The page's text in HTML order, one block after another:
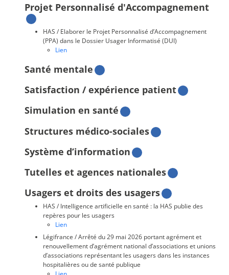
Projet Personnalisé d'Accompagnement
HAS / Elaborer le Projet Personnalisé d’Accompagnement
(PPA) dans le Dossier Usager Informatisé (DUI)
Lien
Santé mentale
Satisfaction / expérience patient
Simulation en santé
Structures médico-sociales
Système d’information
Tutelles et agences nationales
Usagers et droits des usagers
HAS / Intelligence artificielle en santé : la HAS publie des
repères pour les usagers
Lien
Légifrance / Arrêté du 29 mai 2026 portant agrément et
renouvellement d’agrément national d’associations et unions
d’associations représentant les usagers dans les instances
hospitalières ou de santé publique